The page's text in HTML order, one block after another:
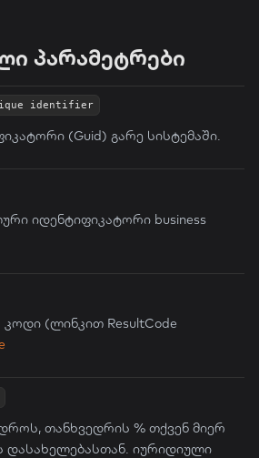
პარამეტრები
identifier
(Guid) გარე სისტემაში.
იდენტიფიკატორი business
(ლინკით ResultCode
თანხვედრის % თქვენ მიერ
დასახელებასთან. იურიდიული